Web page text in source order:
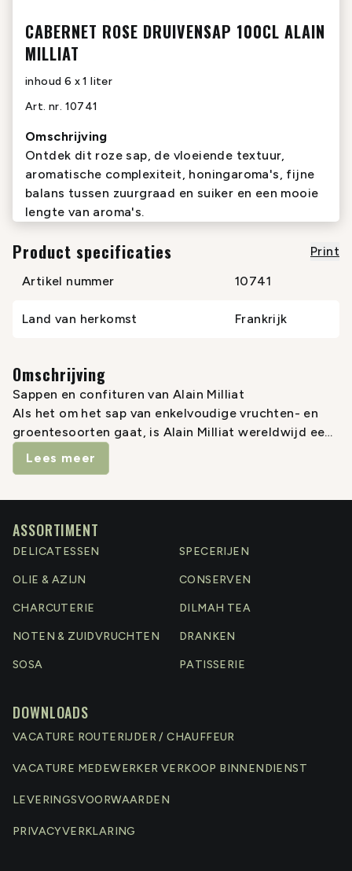
CABERNET ROSE DRUIVENSAP 100CL ALAIN
MILLIAT
inhoud 6 x 1 liter
Art. nr. 10741
Omschrijving
Ontdek dit roze sap, de vloeiende textuur,
aromatische complexiteit, honingaroma's, fijne
balans tussen zuurgraad en suiker en een mooie
lengte van aroma's.
Product specificaties
Print
Artikel nummer
10741
Land van herkomst Frankrijk
Omschrijving
Sappen en confituren van Alain Milliat
Als het om het sap van enkelvoudige vruchten- en
groentesoorten gaat, is Alain Milliat wereldwijd een
begrip. Dat sap is nu ook in Nederland te koop. In
november introduceren wij vijf van zijn ‘hardlopers’:
Milliat kan niet beloven dat zijn sappen elk jaar
dezelfde smaak hebben omdat elke oogst een ander
zijn vruchten vroeg geplukt worden voor een frissere
smaak.
Lees meer
ASSORTIMENT
DELICATESSEN SPECERIJEN
OLIE & AZIJN CONSERVEN
CHARCUTERIE DILMAH TEA
NOTEN & ZUIDVRUCHTEN DRANKEN
SOSA PATISSERIE
DOWNLOADS
VACATURE ROUTERIJDER / CHAUFFEUR
VACATURE MEDEWERKER VERKOOP BINNENDIENST
LEVERINGSVOORWAARDEN
PRIVACYVERKLARING